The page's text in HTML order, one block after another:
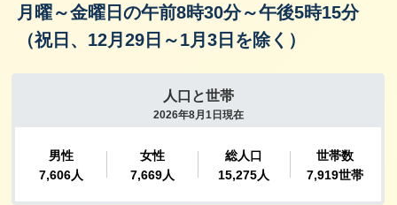
月曜～金曜日の午前8時30分～午後5時15分
（祝日、12月29日～1月3日を除く）